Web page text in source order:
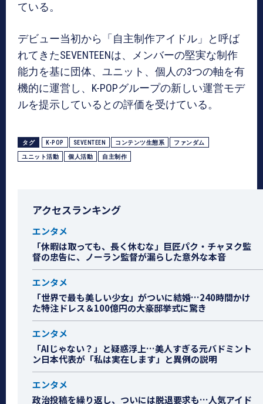
ている。
デビュー当初から「自主制作アイドル」と呼ば
れてきたSEVENTEENは、メンバーの堅実な制作
能力を基に団体、ユニット、個人の3つの軸を有
機的に運営し、K-POPグループの新しい運営モデ
ルを提示しているとの評価を受けている。
タグ K-POP SEVENTEEN コンテンツ生態系 ファンダム
ユニット活動 個人活動 自主制作
アクセスランキング
エンタメ
「休暇は取っても、長く休むな」巨匠パク・チャヌク監
督の忠告に、ノーラン監督が漏らした意外な本音
エンタメ
「世界で最も美しい少女」がついに結婚…240時間かけ
た特注ドレス＆100億円の大豪邸挙式に驚き
エンタメ
「AIじゃない？」と疑惑浮上…美人すぎる元バドミント
ン日本代表が「私は実在します」と異例の説明
エンタメ
政治投稿を繰り返し、ついには脱退要求も…人気アイド